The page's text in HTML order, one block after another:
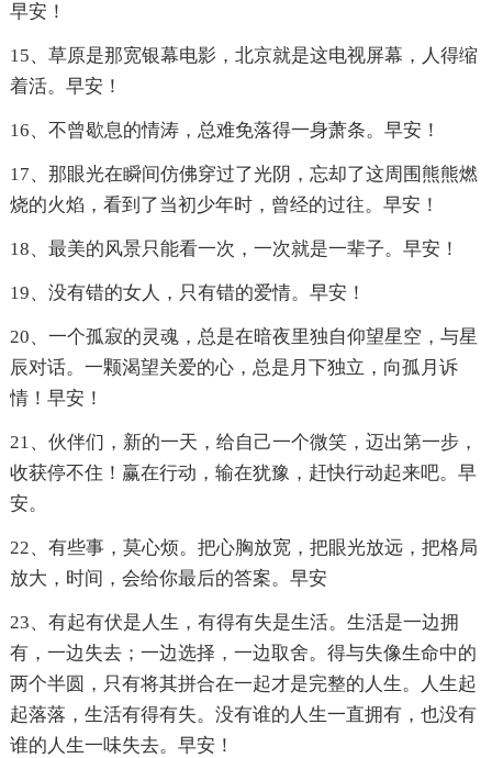
早安！
15、草原是那宽银幕电影，北京就是这电视屏幕，人得缩
着活。早安！
16、不曾歇息的情涛，总难免落得一身萧条。早安！
17、那眼光在瞬间仿佛穿过了光阴，忘却了这周围熊熊燃
烧的火焰，看到了当初少年时，曾经的过往。早安！
18、最美的风景只能看一次，一次就是一辈子。早安！
19、没有错的女人，只有错的爱情。早安！
20、一个孤寂的灵魂，总是在暗夜里独自仰望星空，与星
辰对话。一颗渴望关爱的心，总是月下独立，向孤月诉
情！早安！
21、伙伴们，新的一天，给自己一个微笑，迈出第一步，
收获停不住！赢在行动，输在犹豫，赶快行动起来吧。早
安。
22、有些事，莫心烦。把心胸放宽，把眼光放远，把格局
放大，时间，会给你最后的答案。早安
23、有起有伏是人生，有得有失是生活。生活是一边拥
有，一边失去；一边选择，一边取舍。得与失像生命中的
两个半圆，只有将其拼合在一起才是完整的人生。人生起
起落落，生活有得有失。没有谁的人生一直拥有，也没有
谁的人生一味失去。早安！